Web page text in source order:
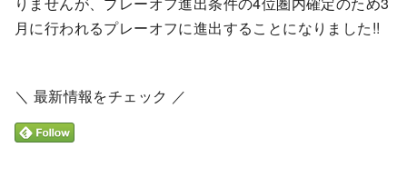
月に行われるプレーオフに進出することになりました!!
＼ 最新情報をチェック ／